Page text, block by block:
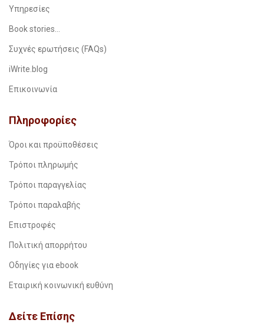
Υπηρεσίες
Book stories…
Συχνές ερωτήσεις (FAQs)
iWrite.blog
Επικοινωνία
Πληροφορίες
Όροι και προϋποθέσεις
Τρόποι πληρωμής
Τρόποι παραγγελίας
Τρόποι παραλαβής
Επιστροφές
Πολιτική απορρήτου
Οδηγίες για ebook
Εταιρική κοινωνική ευθύνη
Δείτε Επίσης